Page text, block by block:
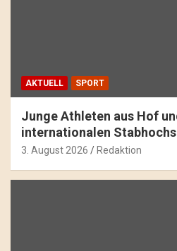
AKTUELL SPORT
Junge Athleten aus Hof
internationalen
3. August 2026 Redaktion